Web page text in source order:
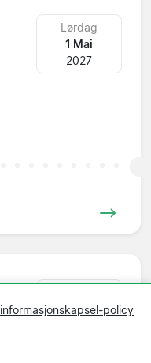
Lørdag
1 Mai
2027
8 Mai
informasjonskapsel-policy